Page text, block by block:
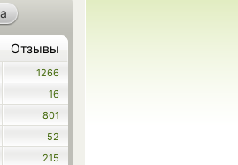
Отзывы
1266
16
801
52
215